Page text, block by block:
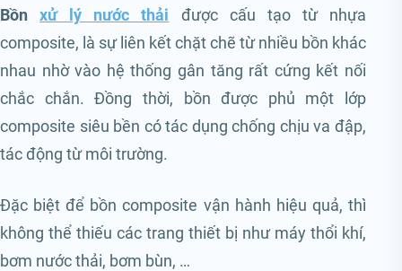
Bồnxử lý nước thải được cấu tạo từ nhựa
composite, là sự liên kết chặt chẽ từ nhiều bồn khác
nhau nhờ vào hệ thống gân tăng rất cứng kết nối
chắc chắn. Đồng thời, bồn được phủ một lớp
composite siêu bền có tác dụng chống chịu va đập,
tác động từ môi trường.
Đặc biệt để bồn composite vận hành hiệu quả, thì
không thể thiếu các trang thiết bị như máy thổi khí,
bơm nước thải, bơm bùn, …